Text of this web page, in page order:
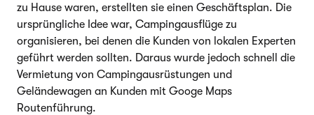
zu Hause waren, erstellten sie einen Geschäftsplan. Die
ursprüngliche Idee war, Campingausflüge zu
organisieren, bei denen die Kunden von lokalen Experten
geführt werden sollten. Daraus wurde jedoch schnell die
Vermietung von Campingausrüstungen und
Geländewagen an Kunden mit Googe Maps
Routenführung.